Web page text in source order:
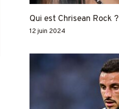
Qui est Chrisean Rock ?
12 juin 2024